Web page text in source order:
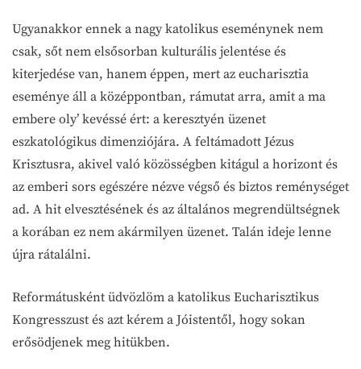
Ugyanakkor ennek a nagy katolikus eseménynek nem
csak, sőt nem elsősorban kulturális jelentése és
kiterjedése van, hanem éppen, mert az eucharisztia
eseménye áll a középpontban, rámutat arra, amit a ma
embere oly’ kevéssé ért: a keresztyén üzenet
eszkatológikus dimenziójára. A feltámadott Jézus
Krisztusra, akivel való közösségben kitágul a horizont és
az emberi sors egészére nézve végső és biztos reménységet
ad. A hit elvesztésének és az általános megrendültségnek
a korában ez nem akármilyen üzenet. Talán ideje lenne
újra rátalálni.
Reformátusként üdvözlöm a katolikus Eucharisztikus
Kongresszust és azt kérem a Jóistentől, hogy sokan
erősödjenek meg hitükben.